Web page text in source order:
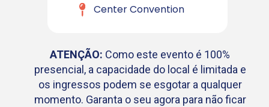
Center Convention
ATENÇÃO: Como este evento é 100%
presencial, a capacidade do local é limitada e
os ingressos podem se esgotar a qualquer
momento. Garanta o seu agora para não ficar